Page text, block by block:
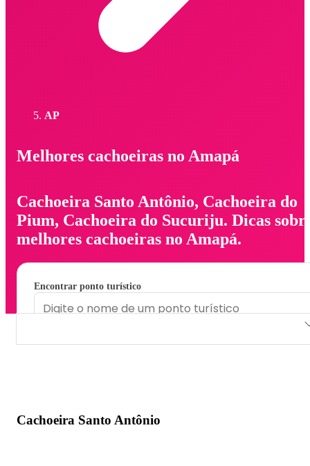
AP
Melhores cachoeiras no Amapá
Cachoeira Santo Antônio, Cachoeira do
Pium, Cachoeira do Sucuriju. Dicas
melhores cachoeiras no Amapá.
Encontrar ponto turístico
Cachoeira Santo Antônio